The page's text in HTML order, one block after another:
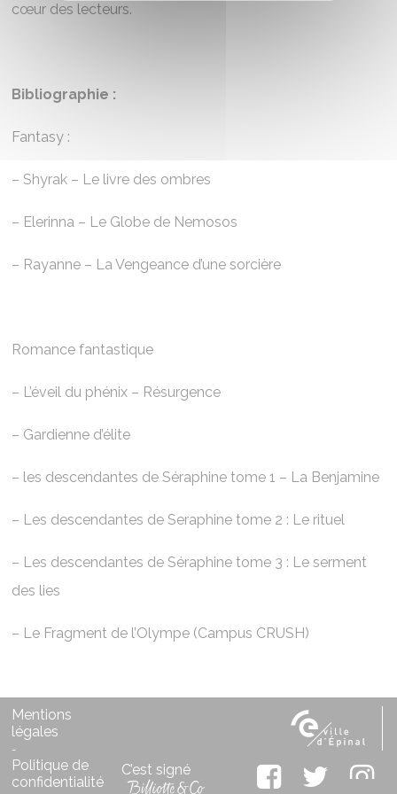
cœur des lecteurs.
Bibliographie :
Fantasy :
– Shyrak – Le livre des ombres
– ⁠Elerinna – Le Globe de Nemosos
– ⁠Rayanne – La Vengeance d’une sorcière
Romance fantastique
– L’éveil du phénix – Résurgence
– ⁠Gardienne d’élite
– ⁠les descendantes de Séraphine tome 1 – La Benjamine
– ⁠Les descendantes de Seraphine tome 2 : Le rituel
– ⁠Les descendantes de Séraphine tome 3 : Le serment
des lies
– ⁠Le Fragment de l’Olympe (Campus CRUSH)
Mentions
légales
-
Politique de
confidentialité
C’est signé